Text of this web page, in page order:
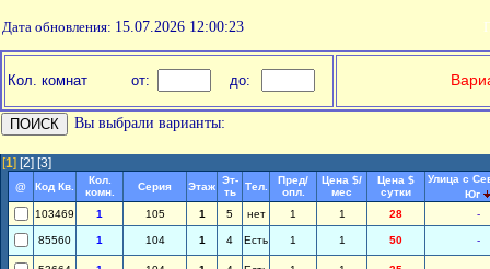
Дата обновления: 15.07.2026 12:00:23
Кол. комнат от: до:
Вы выбрали варианты:
[1] [2] [3]
@ Код Кв.
Кол.
комн.
Серия Этаж
Эт-
ть
Тел.
Пред/
опл.
Цена $/
мес
Цена $
сутки
Улица с
Юг
103469
1 105 1 5 нет 1 1 28 -
85560 1 104 1 4 Есть 1 1 50 -